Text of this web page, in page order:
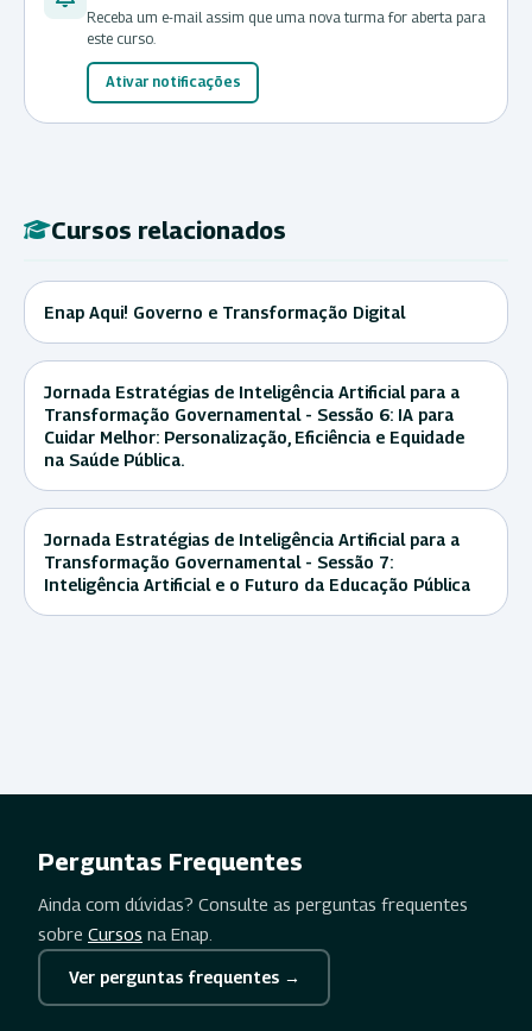
Receba um e-mail assim que uma nova turma for aberta para
este curso.
Ativar notificações
Cursos relacionados
Enap Aqui! Governo e Transformação Digital
Jornada Estratégias de Inteligência Artificial para a
Transformação Governamental - Sessão 6: IA para
Cuidar Melhor: Personalização, Eficiência e Equidade
na Saúde Pública.
Jornada Estratégias de Inteligência Artificial para a
Transformação Governamental - Sessão 7:
Inteligência Artificial e o Futuro da Educação Pública
Perguntas Frequentes
Ainda com dúvidas? Consulte as perguntas frequentes
sobre Cursos na Enap.
Ver perguntas frequentes →